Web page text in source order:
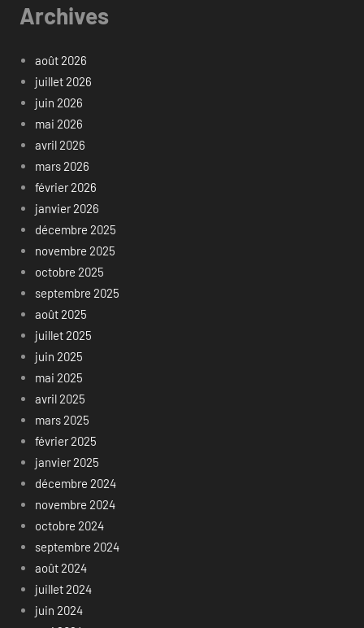
Archives
août 2026
juillet 2026
juin 2026
mai 2026
avril 2026
mars 2026
février 2026
janvier 2026
décembre 2025
novembre 2025
octobre 2025
septembre 2025
août 2025
juillet 2025
juin 2025
mai 2025
avril 2025
mars 2025
février 2025
janvier 2025
décembre 2024
novembre 2024
octobre 2024
septembre 2024
août 2024
juillet 2024
juin 2024